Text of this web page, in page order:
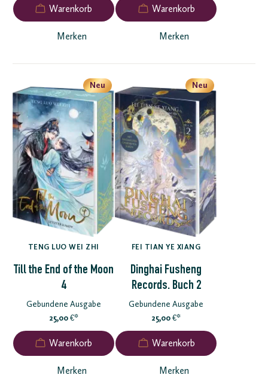
Merken Merken
Neu
TENG LUO WEI ZHI
Till the End of the Moon
4
Gebundene Ausgabe
25,00 €*
Merken
Neu
FEI TIAN YE XIANG
Dinghai Fusheng
Records. Buch 2
Gebundene Ausgabe
25,00€*
Merken